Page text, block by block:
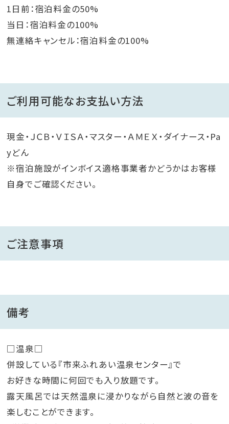
1日前：宿泊料金の50%
当日：宿泊料金の100%
無連絡キャンセル：宿泊料金の100%
ご利用可能なお支払い方法
現金・ＪＣＢ・ＶＩＳＡ・マスター・ＡＭＥＸ・ダイナース・Pa
yどん
※宿泊施設がインボイス適格事業者かどうかはお客様
自身でご確認ください。
ご注意事項
備考
□温泉□
併設している『市来ふれあい温泉センター』で
お好きな時間に何回でも入り放題です。
露天風呂では天然温泉に浸かりながら自然と波の音を
楽しむことができます。